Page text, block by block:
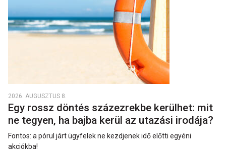
2026. AUGUSZTUS 8.
Egy rossz döntés százezrekbe kerülhet: mit
ne tegyen, ha bajba kerül az utazási irodája?
Fontos: a pórul járt ügyfelek ne kezdjenek idő előtti egyéni
akciókba!